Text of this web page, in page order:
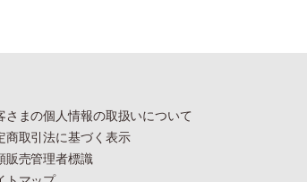
さまの個人情報の取扱いについて
商取引法に基づく表示
販売管理者標識